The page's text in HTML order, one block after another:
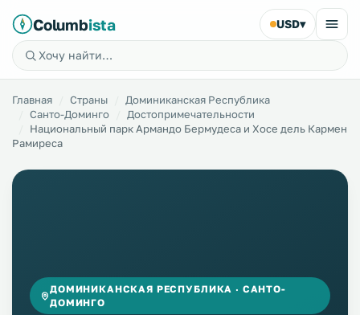
Columbista USD▾
Главная Страны
Доминиканская Республика
Санто-Доминго
Достопримечательности
Национальный парк Армандо Бермудеса и Хосе дель Кармен
Рамиреса
ДОМИНИКАНСКАЯ РЕСПУБЛИКА · САНТО-
ДОМИНГО